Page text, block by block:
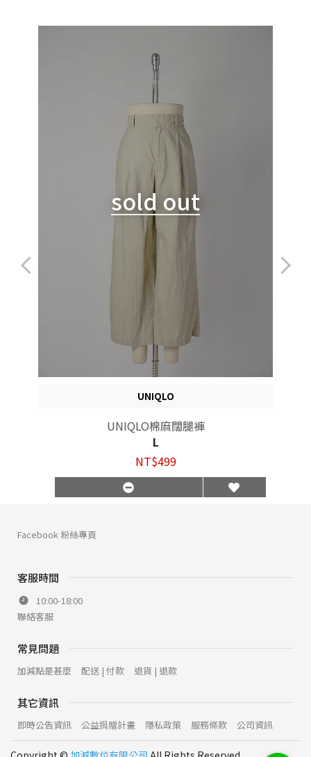
sold out
UNIQLO
UNIQLO棉麻闊腿褲
L
NT$499
客服時間
10:00-18:00
聯絡客服
常見問題
加減點是甚麼 配送 | 付款 退貨 | 退款
其它資訊
即時公告資訊 公益捐贈計畫 隱私政策 服務條款 公司資訊
Facebook 粉絲專頁